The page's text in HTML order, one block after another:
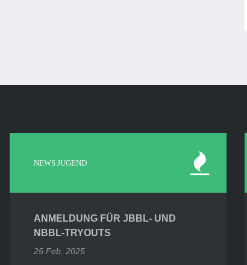
NEWS JUGEND
ANMELDUNG FÜR JBBL- UND
NBBL-TRYOUTS
25 Feb. 2025